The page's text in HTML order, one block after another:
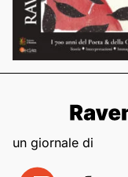
un giornale di